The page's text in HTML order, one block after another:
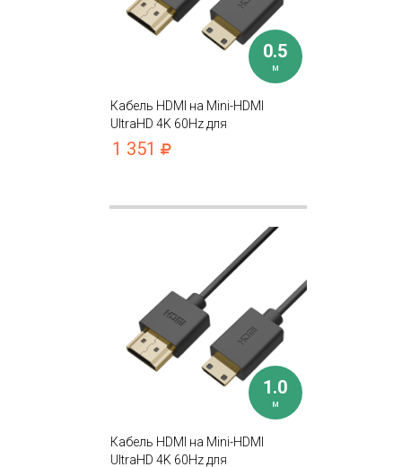
0.5
м
Кабель HDMI на Mini-HDMI
UltraHD 4K 60Hz для
подключения фотоаппарата,
видеокамеры, ТВ, проектора
1 351
1.0
м
Кабель HDMI на Mini-HDMI
UltraHD 4K 60Hz для